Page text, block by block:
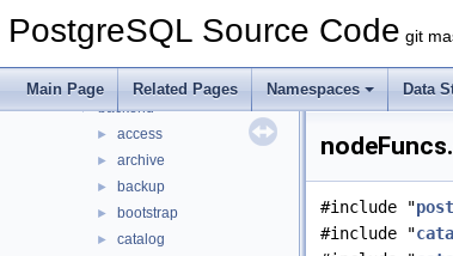
PostgreSQL Source Code git
Main Page Related Pages Namespaces Data
▼ File List
▼
▼ backend
► access
► archive
► backup
► bootstrap
► catalog
#include "
#include "